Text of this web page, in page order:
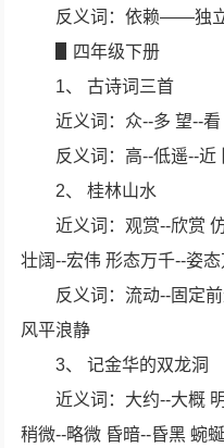
反义词：依赖——独
▋四年级下册
1、 古诗词三首
近义词：众--多 望--
反义词：高--低遥--近
2、 桂林山水
近义词：观赏--欣赏
壮阔--宏伟 形态万千--姿
反义词：流动--固定
风平浪静
3、 记金华的双龙洞
近义词：大约--大概
稍微--略微 昏暗--昏黑 蜿